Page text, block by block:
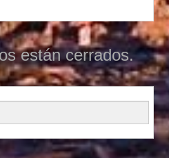
están cerrados.